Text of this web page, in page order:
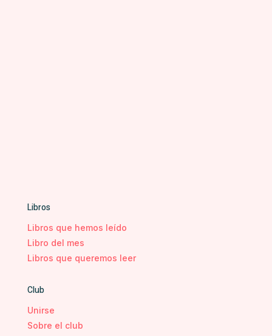
Libros
Libros que hemos leído
Libro del mes
Libros que queremos leer
Club
Unirse
Sobre el club